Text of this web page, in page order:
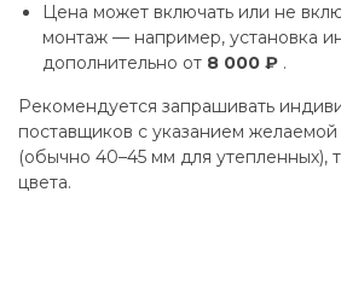
Цена может включать или не
монтаж — например, установка
дополнительно от 8 000 ₽ .
Рекомендуется запрашивать
поставщиков с указанием
(обычно 40–45 мм для утепленных),
цвета.